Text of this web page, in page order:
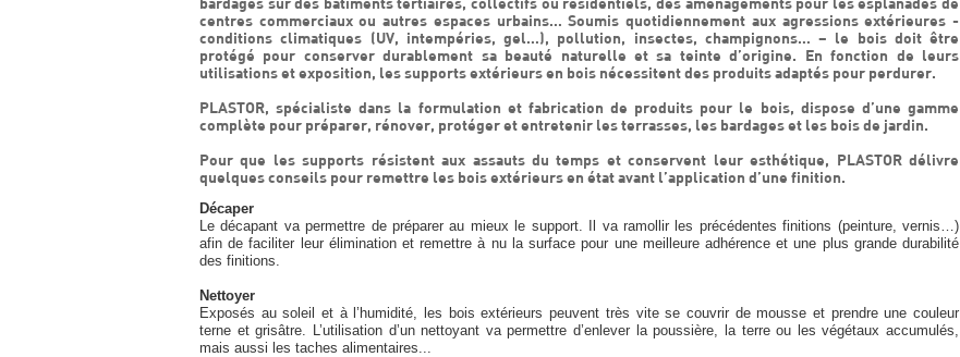
centres commerciaux ou autres espaces urbains… Soumis quotidiennement aux agressions extérieures -
conditions climatiques (UV, intempéries, gel…), pollution, insectes, champignons… – le bois doit être
protégé pour conserver durablement sa beauté naturelle et sa teinte d’origine. En fonction de leurs
utilisations et exposition, les supports extérieurs en bois nécessitent des produits adaptés pour perdurer.
PLASTOR, spécialiste dans la formulation et fabrication de produits pour le bois, dispose d’une gamme
complète pour préparer, rénover, protéger et entretenir les terrasses, les bardages et les bois de jardin.
Pour que les supports résistent aux assauts du temps et conservent leur esthétique, PLASTOR délivre
quelques conseils pour remettre les bois extérieurs en état avant l’application d’une finition.
Décaper
Le décapant va permettre de préparer au mieux le support. Il va ramollir les précédentes finitions (peinture, vernis…)
afin de faciliter leur élimination et remettre à nu la surface pour une meilleure adhérence et une plus grande durabilité
des finitions.
Nettoyer
Exposés au soleil et à l’humidité, les bois extérieurs peuvent très vite se couvrir de mousse et prendre une couleur
terne et grisâtre. L’utilisation d’un nettoyant va permettre d’enlever la poussière, la terre ou les végétaux accumulés,
mais aussi les taches alimentaires...